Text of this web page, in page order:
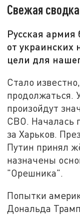
Свежая
Русская армия
от
цели для
Стало
продолжаться.
произойдут
СВО. Началась
за Харьков.
Путин принял
назначены
"Орешника".
Попытки
Дональда